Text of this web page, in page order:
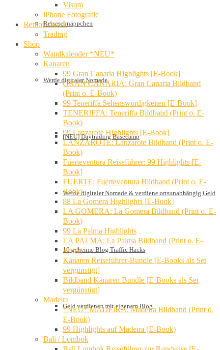
Reiseschnäppchen
Werde digitaler Nomade
[NEU] Daytrading Basecamp
Werde digitaler Nomade & verdiene ortsunabhängig Geld
10 geheime Blog Traffic Hacks
Geld verdienen mit eigenem Blog
Visum
iPhone Fotografie
Remote Work
Trading
Shop
Wandkalender *NEU*
Kanaren
99 Gran Canaria Highlights [E-Book]
GRAN CANARIA: Gran Canaria Bildband
(Print o. E-Book)
99 Teneriffa Sehenswürdigkeiten [E-Book]
TENERIFFA: Teneriffa Bildband (Print o. E-
Book)
99 Lanzarote Highlights [E-Book]
LANZAROTE: Lanzarote Bildband (Print o. E-
Book)
Fuerteventura Reiseführer: 99 Highlights [E-
Book]
FUERTE: Fuerteventura Bildband (Print o. E-
Book)
88 La Gomera Highlights [E-Book]
LA GOMERA: La Gomera Bildband (Print o. E-
Book)
99 La Palma Highlights
LA PALMA: La Palma Bildband (Print o. E-
Book)
Kanaren Reiseführer-Bundle [E-Books als Set
vergünstigt]
Bildband Kanaren Bundle [E-Books als Set
vergünstigt]
Madeira
*NEU* MADEIRA: Madeira Bildband (Print o.
E-Book)
99 Highlights auf Madeira (E-Book)
Bali / Lombok